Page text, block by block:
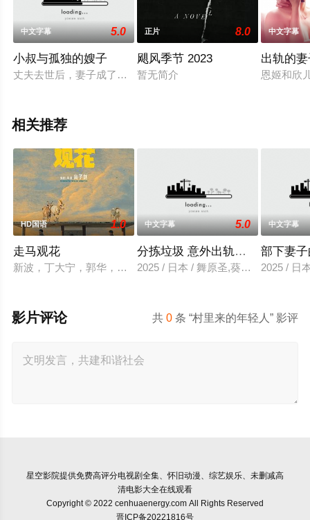
中文字幕 5.0
小叔与孤独的嫂子
丈夫去世后，妻子成了寡妇。她的姐夫留在家中照顾她。他强
正片 8.0
飓风季节 2023
暂无简介
中文字幕
出轨的
恩姬和欣
相关推荐
HD国语 1.0
走马观花
新波，丁大宁，郭华，程一木他们毕业于同一所大学。他们和
中文字幕 5.0
分拣垃圾 意外出轨性爱
2025 / 日本 / 舞原圣,葵悠太
中文字幕
部下妻
2025 / 日
共0 条 “村里来的年轻人” 影评
影片评论
星空影院提供免费高评分电视剧全集、怀旧动漫、综艺娱乐、未删减高
清电影大全在线观看
Copyright © 2022 cenhuaenergy.com All Rights Reserved
晋ICP备20221816号